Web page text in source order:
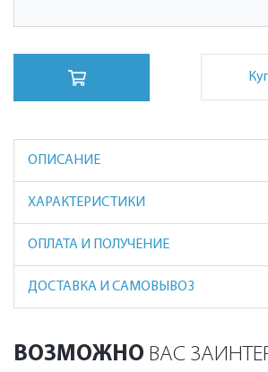
ОПИСАНИЕ
ХАРАКТЕРИСТИКИ
ОПЛАТА И ПОЛУЧЕНИЕ
ДОСТАВКА И САМОВЫВОЗ
ВОЗМОЖНО ВАС